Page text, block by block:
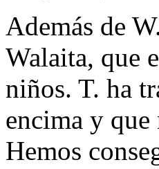
Además de
Walaita, que
niños. T. ha
encima y que
Hemos